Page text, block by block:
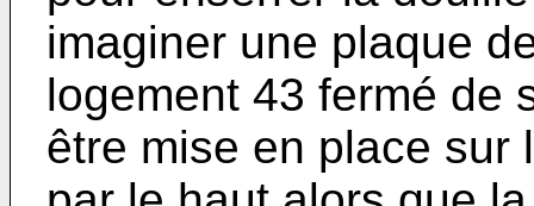
imaginer une plaque
logement 43 fermé de
être mise en place sur